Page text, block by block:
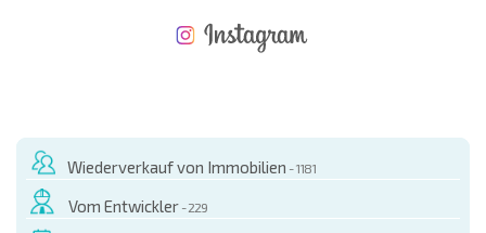
Wiederverkauf von Immobilien - 1181
Vom Entwickler - 229